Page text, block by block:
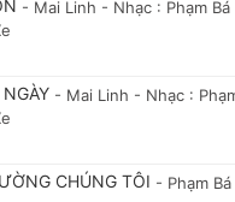
- Mai Linh - Nhạc : Phạm
- Mai Linh - Nhạc :
CHÚNG TÔI - Phạm